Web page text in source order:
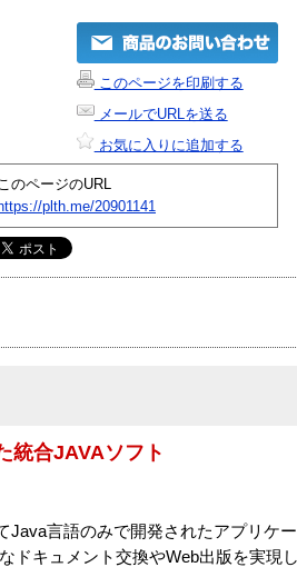
このページを印刷する
メールでURLを送る
お気に入りに追加する
このページのURL
https://plth.me/20901141
統合JAVAソフト
言語のみで開発されたアプリケ
ドキュメント交換やWeb出版を実現